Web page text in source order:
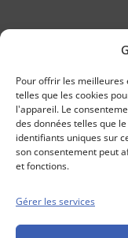
Pour offrir les meilleures
telles que les cookies
l'appareil. Le
des données telles que
identifiants uniques sur
son consentement peut
et fonctions.
Gérer les services
Conseils boursiers